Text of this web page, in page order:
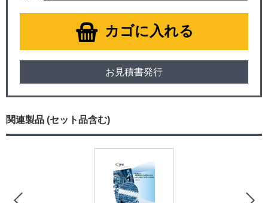
カゴに入れる
お見積書発行
関連製品 (セット品含む)